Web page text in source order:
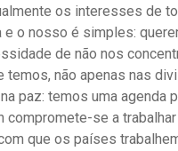
os interesses de
e o nosso é simples:
de não nos
temos, não apenas nas
paz: temos uma
compromete-se a
que os países